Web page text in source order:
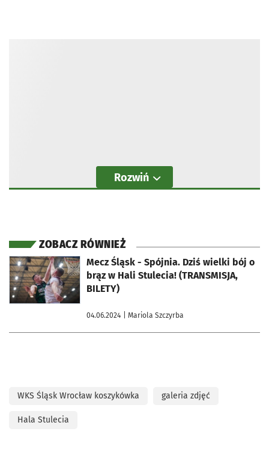
Rozwiń
ZOBACZ RÓWNIEŻ
Mecz Śląsk - Spójnia. Dziś wielki bój o
brąz w Hali Stulecia! (TRANSMISJA,
BILETY)
04.06.2024 | Mariola Szczyrba
otworzy się w nowej karcie
WKS Śląsk Wrocław koszykówka galeria zdjęć
Hala Stulecia